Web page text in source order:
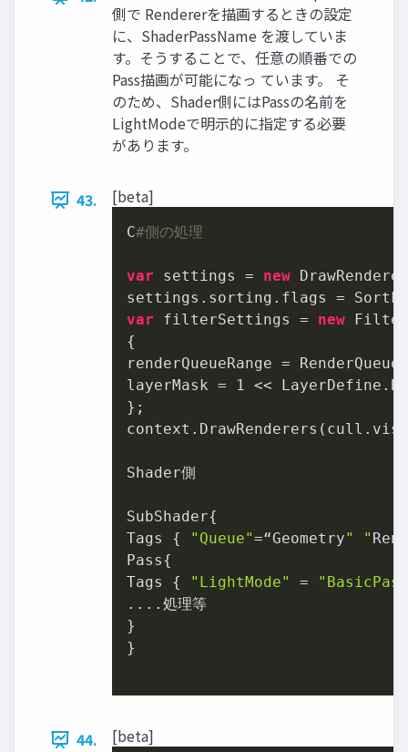
側で Rendererを描画するときの設定
に、ShaderPassName を渡していま
す。そうすることで、任意の順番での
Pass描画が可能になっ ています。 そ
のため、Shader側にはPassの名前を
LightModeで明示的に指定する必要
があります。
43. [beta]
C#側の処理
var settings = new
var filterSettings = new
{
renderQueueRange =
layerMask =
1 << LayerDefine.BG
};
Shader側
SubShader{
Tags {
"Queue"=“Geometry" "
Pass{
Tags {
"LightMode" =
....処理等
}
}
44. [beta]